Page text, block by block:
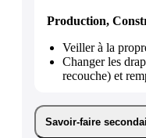
Production,
Veiller à la
Changer les
recouche) et
Savoir-faire